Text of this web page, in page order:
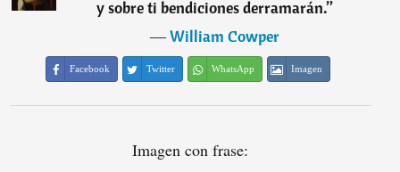
y sobre ti bendiciones derramarán.”
―William Cowper
Facebook Twitter WhatsApp Imagen
Imagen con frase: